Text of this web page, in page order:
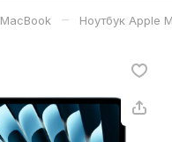
MacBook – Ноутбук Apple